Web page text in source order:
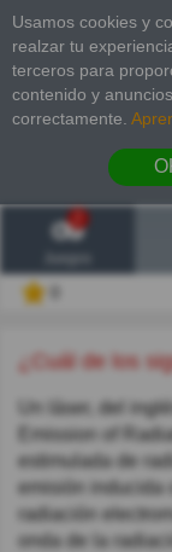
Usamos cookies y
realzar tu
terceros para
contenido y
correctamente.
2
¿Cuál de los
Un láser, del
Emission of
estimulada de
emisión inducida
radiación
onda de la